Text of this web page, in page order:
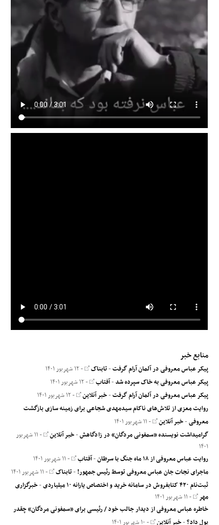
منابع خبر
پیکر عباس معروفی در آلمان آرام گرفت-تابناک - ۱۲ شهریور ۱۴۰۱
پیکر عباس معروفی به خاک سپرده شد-آفتاب - ۱۲ شهریور ۱۴۰۱
پیکر عباس معروفی در آلمان آرام گرفت-خبر آنلاین - ۱۲ شهریور ۱۴۰۱
روایت معزی از تلاش‌های ناکام سیدمهدی شجاعی برای زمینه سازی بازگشت
معروفی-خبر آنلاین - ۱۱ شهریور ۱۴۰۱
گرامیداشت نویسنده «سمفونی مردگان» در زادگاهش-خبر آنلاین
- ۱۱ شهریور
۱۴۰۱
روایت عباس معروفی از ۱۸ ماه جنگ با سرطان
-آفتاب - ۱۱ شهریور ۱۴۰۱
ماجرای نجات جان عباس معروفی توسط رئیس جمهور!-تابناک - ۱۱ شهریور ۱۴۰۱
ثبت‌نام ۴۲۰ کتابفروش در سامانه خرید و اختصاص یارانه ۱۰ میلیاردی
-خبرگزاری
مهر - ۱۱ شهریور ۱۴۰۱
خاطره عباس معروفی از دیدار جالب خود / رئیسی برای «سمفونی مردگان» چقدر
پول داد؟-خبر آنلاین - ۱۰ شهریور ۱۴۰۱